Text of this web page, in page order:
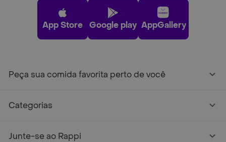
App Store Google play AppGallery
Peça sua comida favorita perto de você
Categorias
Junte-se ao Rappi